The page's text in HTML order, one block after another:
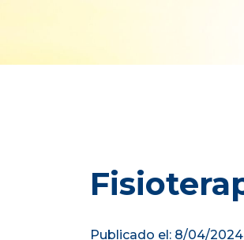
Publicado el: 8/04/2024